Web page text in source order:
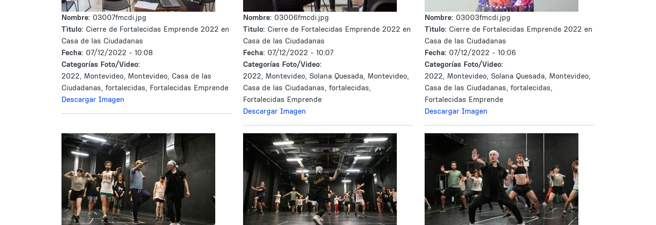
Nombre: 03007fmcdi.jpg
Tìtulo: Cierre de Fortalecidas Emprende 2022 en
Casa de las Ciudadanas
Fecha: 07/12/2022 - 10:08
Categorías Foto/Video:
2022, Montevideo, Montevideo, Casa de las
Ciudadanas, fortalecidas, Fortalecidas Emprende
Descargar Imagen
Nombre: 03006fmcdi.jpg
Tìtulo: Cierre de Fortalecidas Emprende 2022 en
Casa de las Ciudadanas
Fecha: 07/12/2022 - 10:07
Categorías Foto/Video:
2022, Montevideo, Solana Quesada, Montevideo,
Casa de las Ciudadanas, fortalecidas,
Fortalecidas Emprende
Descargar Imagen
Nombre: 03003fmcdi.jpg
Tìtulo: Cierre de Fortalecidas Emprende 2022 en
Casa de las Ciudadanas
Fecha: 07/12/2022 - 10:06
Categorías Foto/Video:
2022, Montevideo, Solana Quesada, Montevideo,
Casa de las Ciudadanas, fortalecidas,
Fortalecidas Emprende
Descargar Imagen